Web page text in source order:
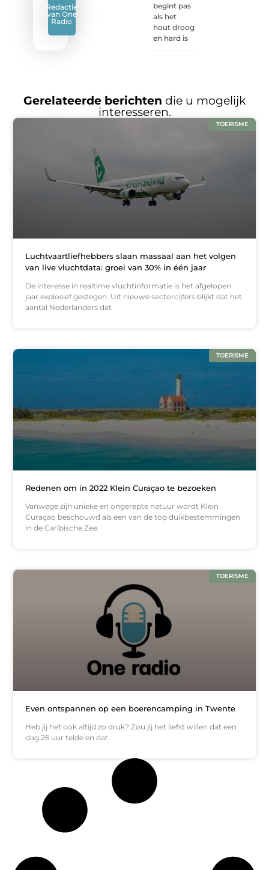
Redactie
van One
Radio
begint pas
als het
hout droog
en hard is
Gerelateerde berichten die u mogelijk
interesseren.
TOERISME
Luchtvaartliefhebbers slaan massaal aan het volgen
van live vluchtdata: groei van 30% in één jaar
De interesse in realtime vluchtinformatie is het afgelopen
jaar explosief gestegen. Uit nieuwe sectorcijfers blijkt dat het
aantal Nederlanders dat
TOERISME
Redenen om in 2022 Klein Curaçao te bezoeken
Vanwege zijn unieke en ongerepte natuur wordt Klein
Curaçao beschouwd als een van de top duikbestemmingen
in de Caribische Zee.
TOERISME
Even ontspannen op een boerencamping in Twente
Heb jij het ook altijd zo druk? Zou jij het liefst willen dat een
dag 26 uur telde en dat